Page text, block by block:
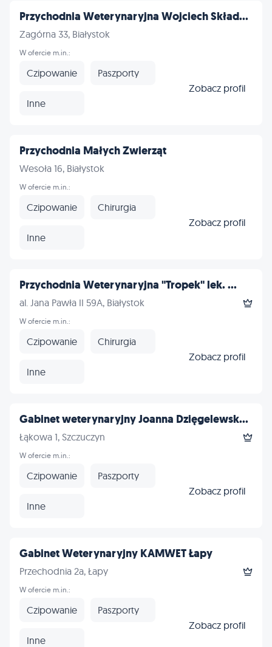
Przychodnia Weterynaryjna Wojciech Skład...
Zagórna 33, Białystok
W ofercie m.in.:
Czipowanie Paszporty
Inne
Zobacz profil
Przychodnia Małych Zwierząt
Wesoła 16, Białystok
W ofercie m.in.:
Czipowanie Chirurgia
Inne
Zobacz profil
Przychodnia Weterynaryjna "Tropek" lek. ...
al. Jana Pawła II 59A, Białystok
W ofercie m.in.:
Czipowanie Chirurgia
Inne
Zobacz profil
Gabinet weterynaryjny Joanna Dzięgelewsk...
Łąkowa 1, Szczuczyn
W ofercie m.in.:
Czipowanie Paszporty
Inne
Zobacz profil
Gabinet Weterynaryjny KAMWET Łapy
Przechodnia 2a, Łapy
W ofercie m.in.:
Czipowanie Paszporty
Inne
Zobacz profil